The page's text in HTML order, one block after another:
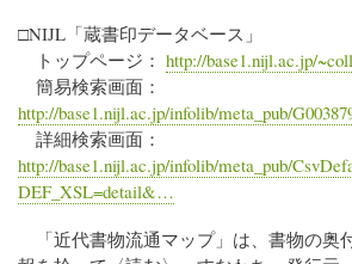
□NIJL「蔵書印データベース」
トップページ： http://base1.nijl.ac.jp/
簡易検索画面：
http://base1.nijl.ac.jp/infolib/meta_pub/
詳細検索画面：
http://base1.nijl.ac.jp/infolib/meta_pub/
DEF_XSL=detail&…
「近代書物流通マップ」は、書物の奥